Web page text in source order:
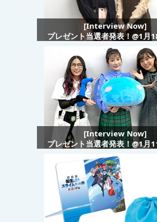
[Interview Now]
プレゼント当選者発表！@1月
[Interview Now]
プレゼント当選者発表！@1月